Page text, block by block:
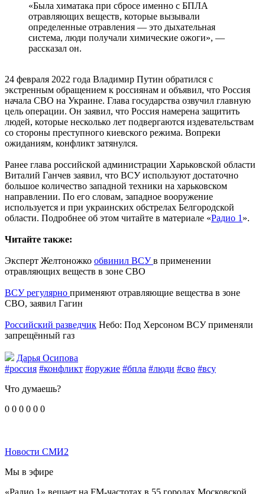
«Была химатака при сбросе именно с БПЛА
отравляющих веществ, которые вызывали
определенные отравления — это дыхательная
система, люди получали химические ожоги», —
рассказал он.
24 февраля 2022 года Владимир Путин обратился с
экстренным обращением к россиянам и объявил, что Россия
начала СВО на Украине. Глава государства озвучил главную
цель операции. Он заявил, что Россия намерена защитить
людей, которые несколько лет подвергаются издевательствам
со стороны преступного киевского режима. Вопреки
ожиданиям, конфликт затянулся.
Ранее глава российской администрации Харьковской области
Виталий Ганчев заявил, что ВСУ используют достаточно
большое количество западной техники на харьковском
направлении. По его словам, западное вооружение
используется и при украинских обстрелах Белгородской
области. Подробнее об этом читайте в материале «Радио 1».
Читайте также:
Эксперт Желтоножко обвинил ВСУв применении
отравляющих веществ в зоне СВО
ВСУ регулярно применяют отравляющие вещества в зоне
СВО, заявил Гагин
Российский разведчик Небо: Под Херсоном ВСУ применяли
запрещённый газ
Дарья Осипова
#россия #конфликт #оружие #бпла #люди #сво #всу
Что думаешь?
0 0 0 0 0 0
Новости СМИ2
Мы в эфире